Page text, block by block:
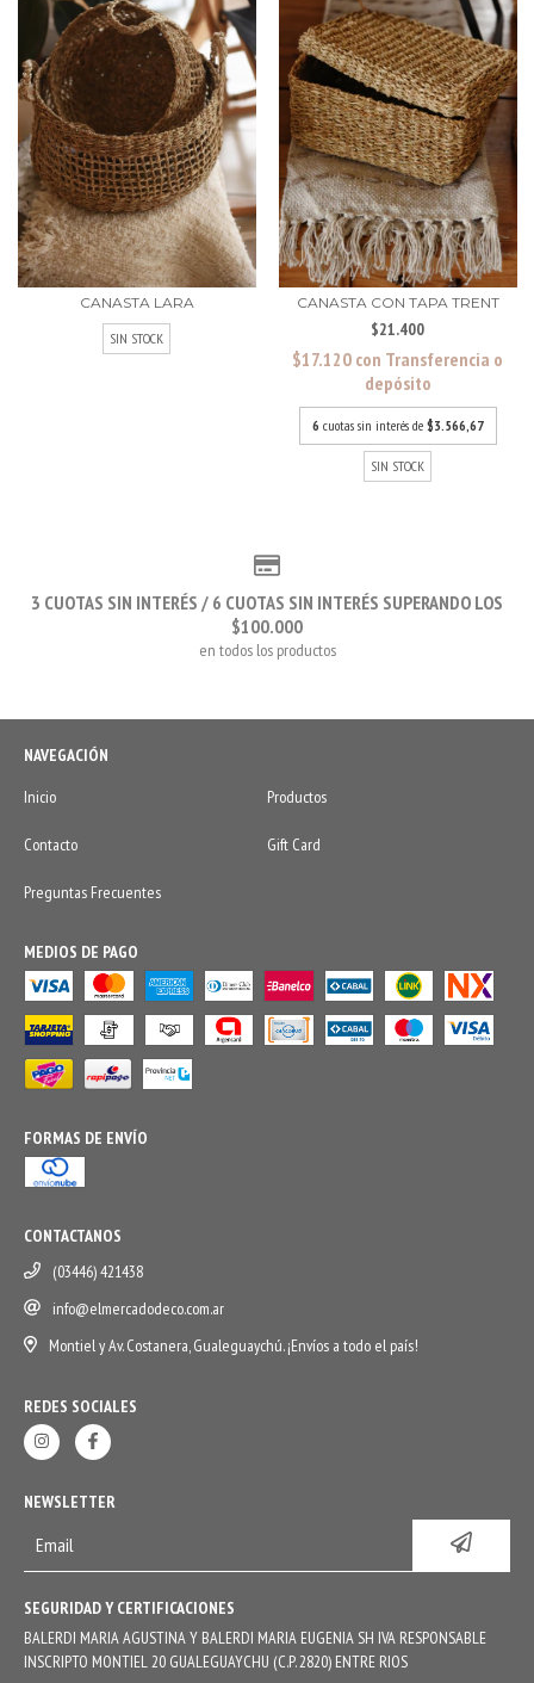
CANASTA LARA
SIN STOCK
CANASTA CON TAPA TRENT
$21.400
$17.120 con Transferencia o
depósito
6 cuotas sin interés de $3.566,67
SIN STOCK
3 CUOTAS SIN INTERÉS / 6 CUOTAS SIN INTERÉS SUPERANDO LOS
$100.000
en todos los productos
NAVEGACIÓN
Inicio
Productos
Contacto Gift Card
Preguntas Frecuentes
MEDIOS DE PAGO
FORMAS DE ENVÍO
CONTACTANOS
(03446) 421438
info@elmercadodeco.com.ar
Montiel y Av. Costanera, Gualeguaychú. ¡Envíos a todo el país!
REDES SOCIALES
NEWSLETTER
SEGURIDAD Y CERTIFICACIONES
BALERDI MARIA AGUSTINA Y BALERDI MARIA EUGENIA SH IVA RESPONSABLE
INSCRIPTO MONTIEL 20 GUALEGUAYCHU (C.P. 2820) ENTRE RIOS